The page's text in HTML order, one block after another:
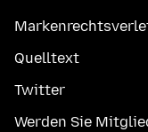
Quelltext
Twitter
Werden Sie